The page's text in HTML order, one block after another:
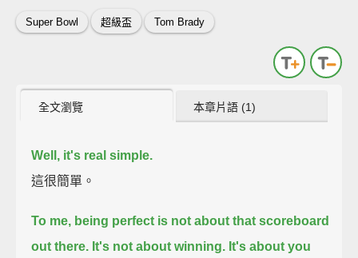
Super Bowl 超級盃 Tom Brady
全文瀏覽 本章片語 (1)
Well, it's real simple.
這很簡單。
To me, being perfect is not about that scoreboard
out there. It's not about winning. It's about you